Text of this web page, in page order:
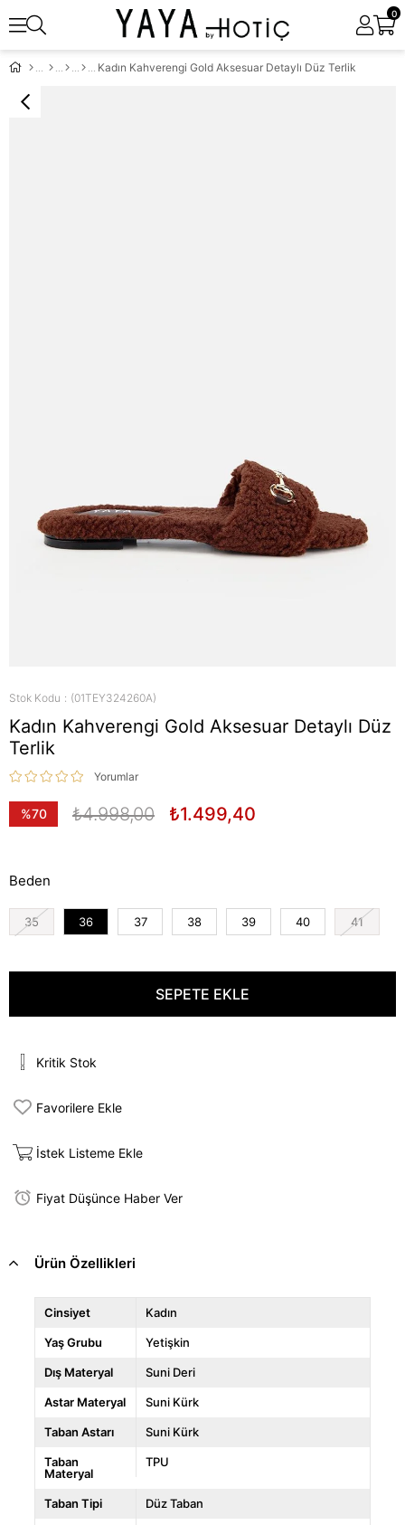
0
Kadın Kahverengi Gold Aksesuar Detaylı Düz Terlik
Stok Kodu (01TEY324260A)
Kadın Kahverengi Gold Aksesuar Detaylı Düz
Terlik
Yorumlar
%70
₺4.998,00 ₺1.499,40
Beden
35 36 37 38 39 40 41
Kritik Stok
Favorilere Ekle
İstek Listeme Ekle
Fiyat Düşünce Haber Ver
Ürün Özellikleri
Cinsiyet Kadın
Yaş Grubu Yetişkin
Dış Materyal Suni Deri
Astar Materyal Suni Kürk
Taban Astarı Suni Kürk
Taban
Materyal
TPU
Taban Tipi Düz Taban